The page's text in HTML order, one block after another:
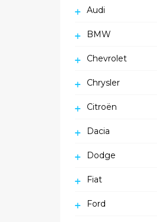
Audi
BMW
Chevrolet
Chrysler
Citroën
Dacia
Dodge
Fiat
Ford